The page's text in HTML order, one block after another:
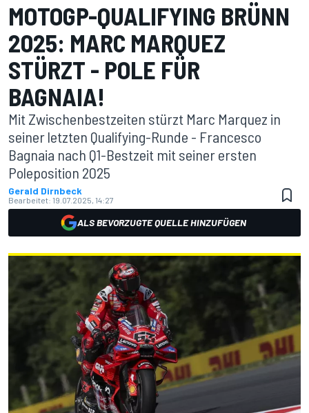
MOTOGP-QUALIFYING BRÜNN
2025: MARC MARQUEZ
STÜRZT - POLE FÜR
BAGNAIA!
Mit Zwischenbestzeiten stürzt Marc Marquez in
seiner letzten Qualifying-Runde - Francesco
Bagnaia nach Q1-Bestzeit mit seiner ersten
Poleposition 2025
Gerald Dirnbeck
Bearbeitet: 19.07.2025, 14:27
ALS BEVORZUGTE QUELLE HINZUFÜGEN